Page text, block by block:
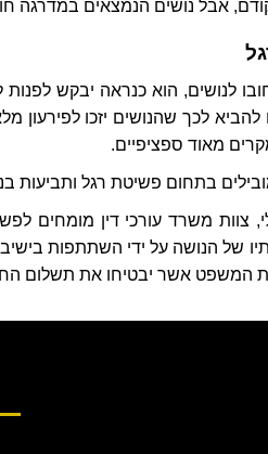
אבל נושים הנמצאים במדרגה
לנושים, הוא כנראה יבקש
להביא לכך שהנושים יזכו
מאוד ספציפיים.
בתחום פשיטת רגל ותביעות
צוות משרד עורכי דין מומחים
של הנושה על ידי השתתפות
המשפט אשר יבטיחו את תשלום